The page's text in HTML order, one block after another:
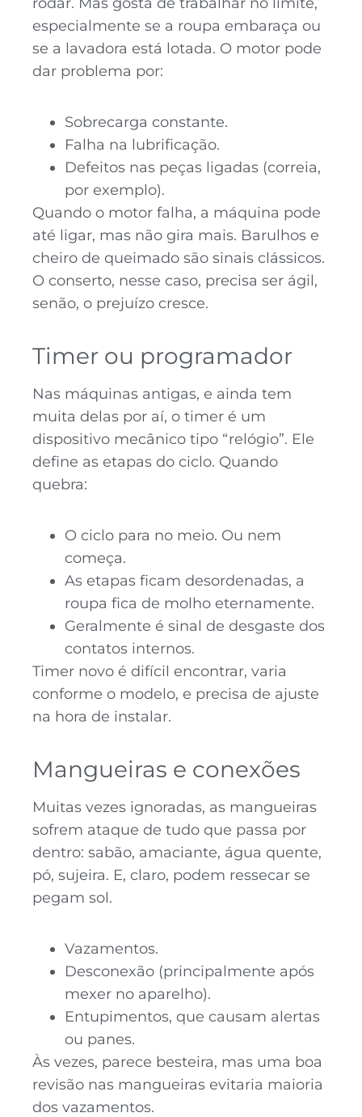
especialmente se a roupa embaraça ou
se a lavadora está lotada. O motor pode
dar problema por:
Sobrecarga constante.
Falha na lubrificação.
Defeitos nas peças ligadas (correia,
por exemplo).
Quando o motor falha, a máquina pode
até ligar, mas não gira mais. Barulhos e
cheiro de queimado são sinais clássicos.
O conserto, nesse caso, precisa ser ágil,
senão, o prejuízo cresce.
Timer ou programador
Nas máquinas antigas, e ainda tem
muita delas por aí, o timer é um
dispositivo mecânico tipo “relógio”. Ele
define as etapas do ciclo. Quando
quebra:
O ciclo para no meio. Ou nem
começa.
As etapas ficam desordenadas, a
roupa fica de molho eternamente.
Geralmente é sinal de desgaste dos
contatos internos.
Timer novo é difícil encontrar, varia
conforme o modelo, e precisa de ajuste
na hora de instalar.
Mangueiras e conexões
Muitas vezes ignoradas, as mangueiras
sofrem ataque de tudo que passa por
dentro: sabão, amaciante, água quente,
pó, sujeira. E, claro, podem ressecar se
pegam sol.
Vazamentos.
Desconexão (principalmente após
mexer no aparelho).
Entupimentos, que causam alertas
ou panes.
Às vezes, parece besteira, mas uma boa
revisão nas mangueiras evitaria maioria
dos vazamentos.